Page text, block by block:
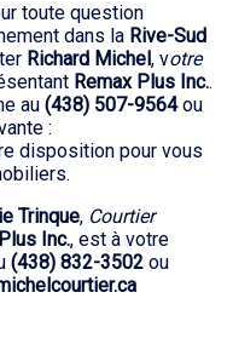
toute question
dans la Rive-Sud
Richard Michel, votre
Remax Plus Inc..
au (438) 507-9564ou
:
disposition pour vous
Trinque, Courtier
Inc., est à votre
(438) 832-3502 ou